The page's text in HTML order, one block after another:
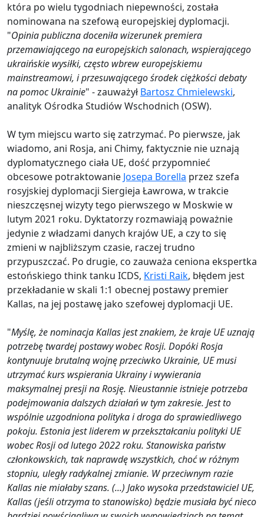
która po wielu tygodniach niepewności, została
nominowana na szefową europejskiej dyplomacji.
"Opinia publiczna doceniła wizerunek premiera
przemawiającego na europejskich salonach, wspierającego
ukraińskie wysiłki, często wbrew europejskiemu
mainstreamowi, i przesuwającego środek ciężkości debaty
na pomoc Ukrainie" - zauważył Bartosz Chmielewski,
analityk Ośrodka Studiów Wschodnich (OSW).
W tym miejscu warto się zatrzymać. Po pierwsze, jak
wiadomo, ani Rosja, ani Chimy, faktycznie nie uznają
dyplomatycznego ciała UE, dość przypomnieć
obcesowe potraktowanie Josepa Borella przez szefa
rosyjskiej dyplomacji Siergieja Ławrowa, w trakcie
nieszczęsnej wizyty tego pierwszego w Moskwie w
lutym 2021 roku. Dyktatorzy rozmawiają poważnie
jedynie z władzami danych krajów UE, a czy to się
zmieni w najbliższym czasie, raczej trudno
przypuszczać. Po drugie, co zauważa ceniona ekspertka
estońskiego think tanku ICDS, Kristi Raik, błędem jest
przekładanie w skali 1:1 obecnej postawy premier
Kallas, na jej postawę jako szefowej dyplomacji UE.
"Myślę, że nominacja Kallas jest znakiem, że kraje UE uznają
potrzebę twardej postawy wobec Rosji. Dopóki Rosja
kontynuuje brutalną wojnę przeciwko Ukrainie, UE musi
utrzymać kurs wspierania Ukrainy i wywierania
maksymalnej presji na Rosję. Nieustannie istnieje potrzeba
podejmowania dalszych działań w tym zakresie. Jest to
wspólnie uzgodniona polityka i droga do sprawiedliwego
pokoju. Estonia jest liderem w przekształcaniu polityki UE
wobec Rosji od lutego 2022 roku. Stanowiska państw
członkowskich, tak naprawdę wszystkich, choć w różnym
stopniu, uległy radykalnej zmianie. W przeciwnym razie
Kallas nie miałaby szans. (...) Jako wysoka przedstawiciel UE,
Kallas (jeśli otrzyma to stanowisko) będzie musiała być nieco